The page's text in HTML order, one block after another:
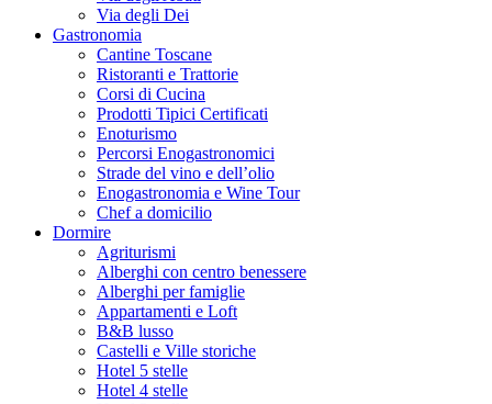
Via degli Dei
Gastronomia
Cantine Toscane
Ristoranti e Trattorie
Corsi di Cucina
Prodotti Tipici Certificati
Enoturismo
Percorsi Enogastronomici
Strade del vino e dell’olio
Enogastronomia e Wine Tour
Chef a domicilio
Dormire
Agriturismi
Alberghi con centro benessere
Alberghi per famiglie
Appartamenti e Loft
B&B lusso
Castelli e Ville storiche
Hotel 5 stelle
Hotel 4 stelle